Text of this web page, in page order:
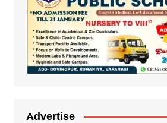
Advertise